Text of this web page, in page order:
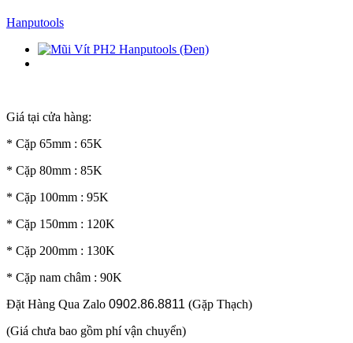
Hanputools
Giá tại cửa hàng:
* Cặp 65mm : 65K
* Cặp 80mm : 85K
* Cặp 100mm : 95K
* Cặp 150mm : 120K
* Cặp 200mm : 130K
* Cặp nam châm : 90K
Đặt Hàng Qua Zalo 0902.86.8811 (Gặp Thạch)
(Giá chưa bao gồm phí vận chuyển)